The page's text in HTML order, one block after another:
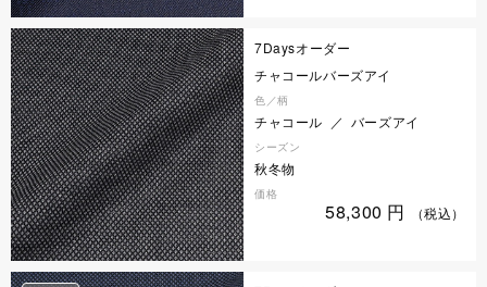
7Daysオーダー
チャコールバーズアイ
色／柄
チャコール ／ バーズアイ
シーズン
秋冬物
価格
58,300 円 （税込）